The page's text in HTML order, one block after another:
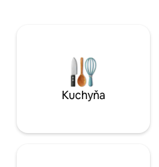
Vallon-Pont-d'Arc - Prístup do
samostatného ubytovania
vjazd pre autá) - Samostatná
Kuchyňa